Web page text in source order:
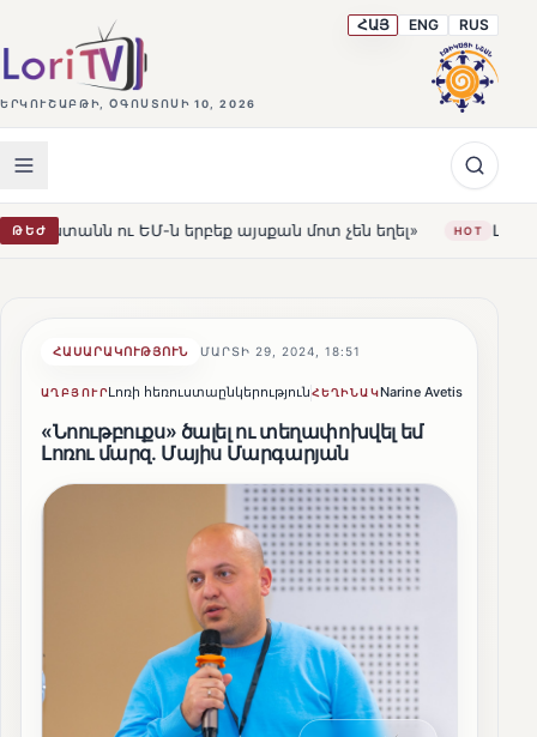
ԵՐԿՈՒՇԱԲԹԻ, ՕԳՈՍՏՈՍԻ 10, 2026
ՀԱՅ ENG RUS
ԹԵԺ
երբեք այսքան մոտ չեն եղել» HOT Լեռնահովիտի Սուրբ
ՀԱՍԱՐԱԿՈՒԹՅՈՒՆ ՄԱՐՏԻ 29, 2024, 18:51
ԱՂԲՅՈՒՐԼոռի հեռուստաընկերությունՀԵՂԻՆԱԿNarine Avetisyan
«Նոութբուքս» ծալել ու տեղափոխվել եմ
Լոռու մարզ. Մայիս Մարգարյան